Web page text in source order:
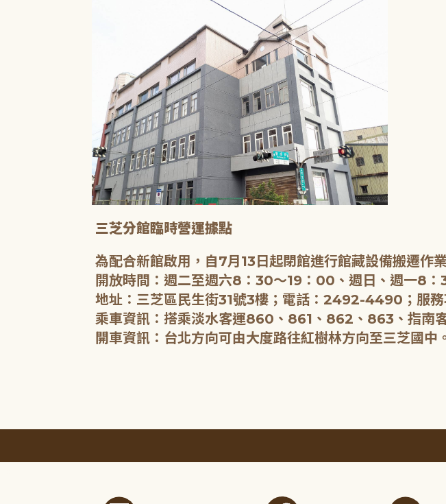
三芝分館臨時營運據點
為配合新館啟用，自7月13日起閉館進行館藏設備搬遷作
開放時間：週二至週六8：30～19：00、週日、週一8
地址：三芝區民生街31號3樓；電話：2492-4490；服務
乘車資訊：搭乘淡水客運860、861、862、863、指南
開車資訊：台北方向可由大度路往紅樹林方向至三芝國中